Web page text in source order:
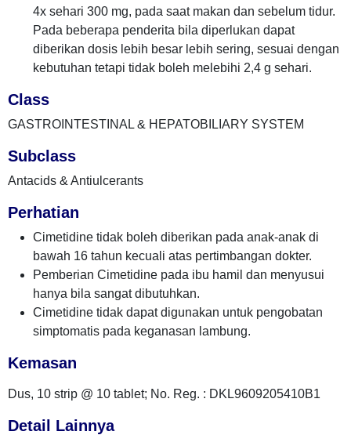
4x sehari 300 mg, pada saat makan dan sebelum tidur.
Pada beberapa penderita bila diperlukan dapat
diberikan dosis lebih besar lebih sering, sesuai dengan
kebutuhan tetapi tidak boleh melebihi 2,4 g sehari.
Class
GASTROINTESTINAL & HEPATOBILIARY SYSTEM
Subclass
Antacids & Antiulcerants
Perhatian
Cimetidine tidak boleh diberikan pada anak-anak di
bawah 16 tahun kecuali atas pertimbangan dokter.
Pemberian Cimetidine pada ibu hamil dan menyusui
hanya bila sangat dibutuhkan.
Cimetidine tidak dapat digunakan untuk pengobatan
simptomatis pada keganasan lambung.
Kemasan
Dus, 10 strip @ 10 tablet; No. Reg. : DKL9609205410B1
Detail Lainnya